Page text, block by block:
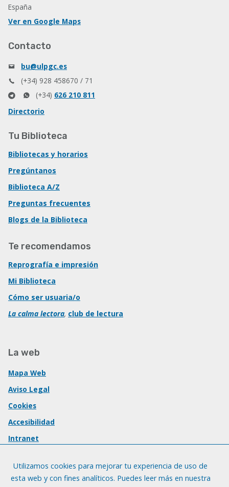
España
Ver en Google Maps
Contacto
bu@ulpgc.es
(+34) 928 458670 / 71
(+34) 626 210 811
Directorio
Tu Biblioteca
Bibliotecas y horarios
Pregúntanos
Biblioteca A/Z
Preguntas frecuentes
Blogs de la Biblioteca
Te recomendamos
Reprografía e impresión
Mi Biblioteca
Cómo ser usuaria/o
La calma lectora, club de lectura
La web
Mapa Web
Aviso Legal
Cookies
Accesibilidad
Intranet
Utilizamos cookies para mejorar tu experiencia de uso de
esta web y con fines analíticos. Puedes leer más en nuestra